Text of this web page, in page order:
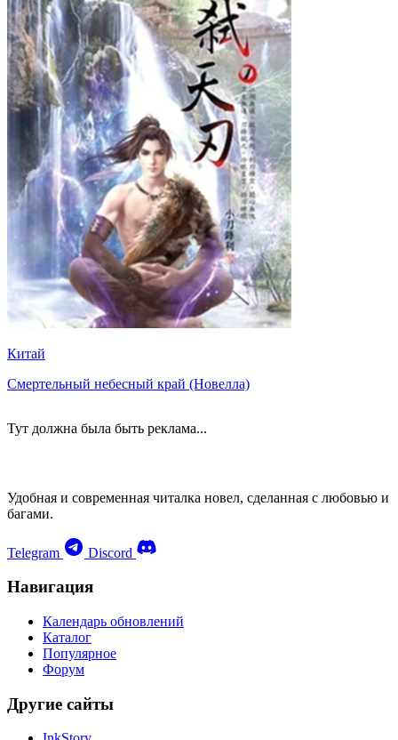
Китай
Смертельный небесный край (Новелла)
Тут должна была быть реклама...
Удобная и современная читалка новел, сделанная с любовью и
багами.
Telegram Discord
Навигация
Календарь обновлений
Каталог
Популярное
Форум
Другие сайты